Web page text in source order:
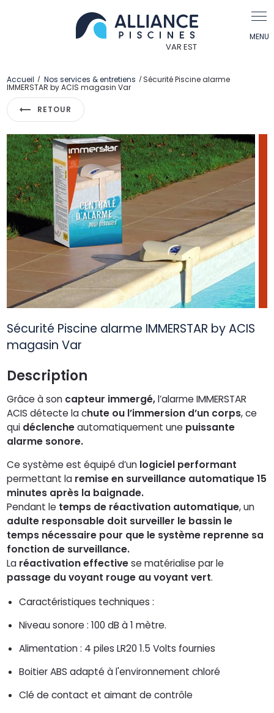
Accueil Nos services & entretiens Sécurité Piscine alarme
IMMERSTAR by ACIS magasin Var
RETOUR
Sécurité Piscine alarme IMMERSTAR by ACIS
magasin Var
Description
Grâce à son capteur immergé,l’alarme IMMERSTAR
ACIS détecte la chute ou l’immersion d’un corps, ce
qui déclencheautomatiquement une puissante
alarme sonore.
Ce système est équipé d’un logiciel performant
permettant la remise en surveillance automatique 15
minutes après la baignade.
Pendant le temps de réactivation automatique, un
adulte responsable doit surveiller le bassin le
temps nécessaire pour que le système reprenne sa
fonction de surveillance.
La réactivation effectivese matérialise par le
passage du voyant rouge au voyant vert.
Caractéristiques techniques :
Niveau sonore : 100 dB à 1 mètre.
Alimentation : 4 piles LR20 1.5 Volts fournies
Boitier ABS adapté à l'environnement chloré
Clé de contact et aimant de contrôle